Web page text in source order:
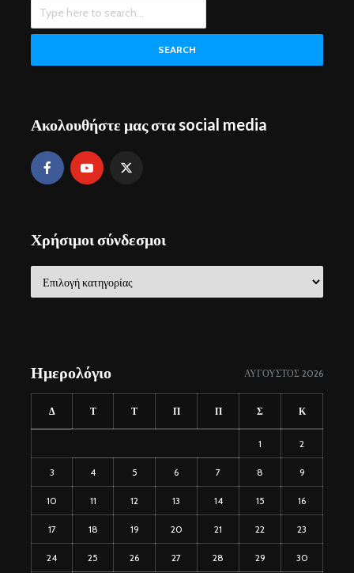
SEARCH
Ακολουθήστε μας στα social media
Χρήσιμοι σύνδεσμοι
σύνδεσμοι
Ημερολόγιο ΑΎΓΟΥΣΤΟΣ 2026
Δ Τ Τ Π Π Σ Κ
1 2
3 4 5 6 7 8 9
10 11 12 13 14 15 16
17 18 19 20 21 22 23
24 25 26 27 28 29 30